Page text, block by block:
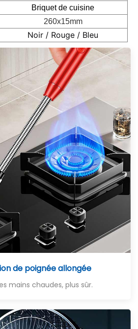
Briquet de cuisine
260x15mm
Noir / Rouge / Bleu
de poignée allongée
mains chaudes, plus sûr.